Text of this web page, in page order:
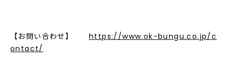
【お問い合わせ】 https://www.ok-bungu.co.jp/c
ontact/